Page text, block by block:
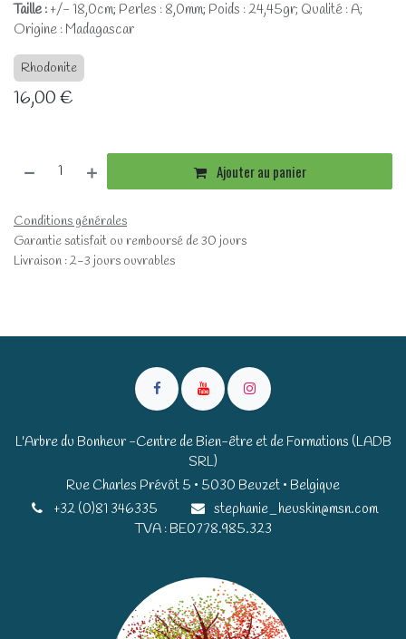
Taille : +/- 18,0cm; Perles : 8,0mm; Poids : 24,45gr; Qualité : A;
Origine : Madagascar
Rhodonite
16,00€
Ajouter au panier
Conditions générales
Garantie satisfait ou remboursé de 30 jours
Livraison : 2-3 jours ouvrables
L'Arbre du Bonheur -Centre de Bien-être et de Formations (LADB
SRL)
Rue Charles Prévôt 5 • 5030 Beuzet • Belgique​​
+32 (0)81 346335
stephanie_heuskin@msn.com
TVA : BE0778.985.323